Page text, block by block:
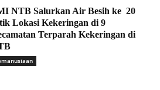
NTB Salurkan Air Besih ke 20
Lokasi Kekeringan di 9
Terparah Kekeringan di